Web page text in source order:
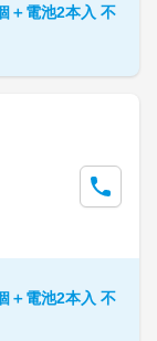
＋電池2本入 不
＋電池2本入 不